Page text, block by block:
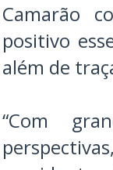
Camarão
positivo
além de
“Com